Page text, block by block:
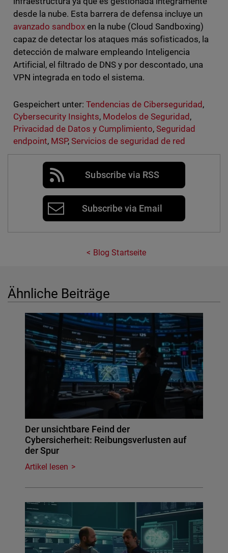
desde la nube. Esta barrera de defensa incluye un
avanzado sandboxen la nube (Cloud Sandboxing)
capaz de detectar los ataques más sofisticados, la
detección de malware empleando Inteligencia
Artificial, el filtrado de DNS y por descontado, una
VPN integrada en todo el sistema.
Gespeichert unter: Tendencias de Ciberseguridad ,
Cybersecurity Insights, Modelos de Seguridad ,
Privacidad de Datos y Cumplimiento,Seguridad
endpoint, MSP, Servicios de seguridad de red
Subscribe via RSS
Subscribe via Email
Blog Startseite
Ähnliche Beiträge
Der unsichtbare Feind der
Cybersicherheit: Reibungsverlusten auf
der Spur
Artikel lesen